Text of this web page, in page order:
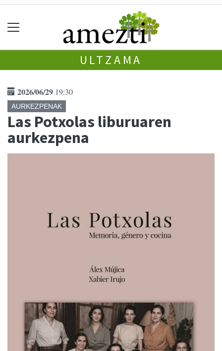
ULTZAMA
2026/06/29 19:30
AURKEZPENAK
Las Potxolas liburuaren
aurkezpena